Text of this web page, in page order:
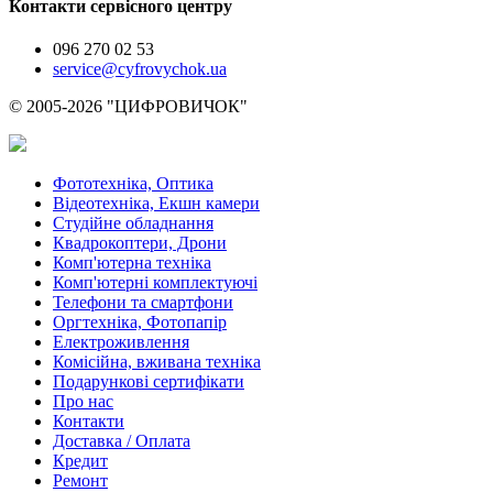
Контакти сервісного центру
096 270 02 53
service@cyfrovychok.ua
© 2005-2026 "ЦИФРОВИЧОК"
Фототехніка, Оптика
Відеотехніка, Екшн камери
Студійне обладнання
Квадрокоптери, Дрони
Комп'ютерна техніка
Комп'ютерні комплектуючі
Телефони та смартфони
Оргтехніка, Фотопапір
Електроживлення
Комісійна, вживана техніка
Подарункові сертифікати
Про нас
Контакти
Доставка / Оплата
Кредит
Ремонт